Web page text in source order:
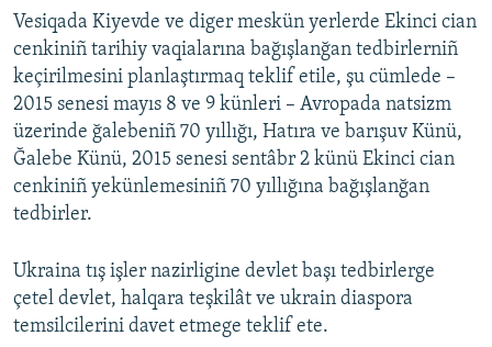
Vesiqada Kiyevde ve diger meskün yerlerde Ekinci cian
cenkiniñ tarihiy vaqialarına bağışlanğan tedbirlerniñ
keçirilmesini planlaştırmaq teklif etile, şu cümlede –
2015 senesi mayıs 8 ve 9 künleri – Avropada natsizm
üzerinde ğalebeniñ 70 yıllığı, Hatıra ve barışuv Künü,
Ğalebe Künü, 2015 senesi sentâbr 2 künü Ekinci cian
cenkiniñ yekünlemesiniñ 70 yıllığına bağışlanğan
tedbirler.
Ukraina tış işler nazirligine devlet başı tedbirlerge
çetel devlet, halqara teşkilât ve ukrain diaspora
temsilcilerini davet etmege teklif ete.